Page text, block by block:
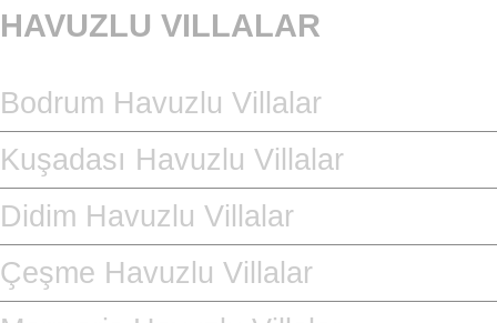
HAVUZLU VILLALAR
Bodrum Havuzlu Villalar
Kuşadası Havuzlu Villalar
Didim Havuzlu Villalar
Çeşme Havuzlu Villalar